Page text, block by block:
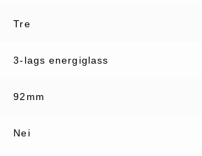
Tre
3-lags energiglass
92mm
Nei